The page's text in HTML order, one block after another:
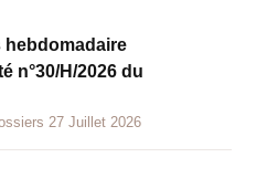
n°30/H/2026 du
27 Juillet 2026